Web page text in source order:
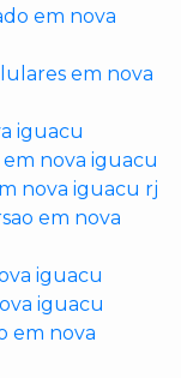
em nova
em nova
iguacu
em nova iguacu
nova iguacu rj
em nova
iguacu
iguacu
em nova